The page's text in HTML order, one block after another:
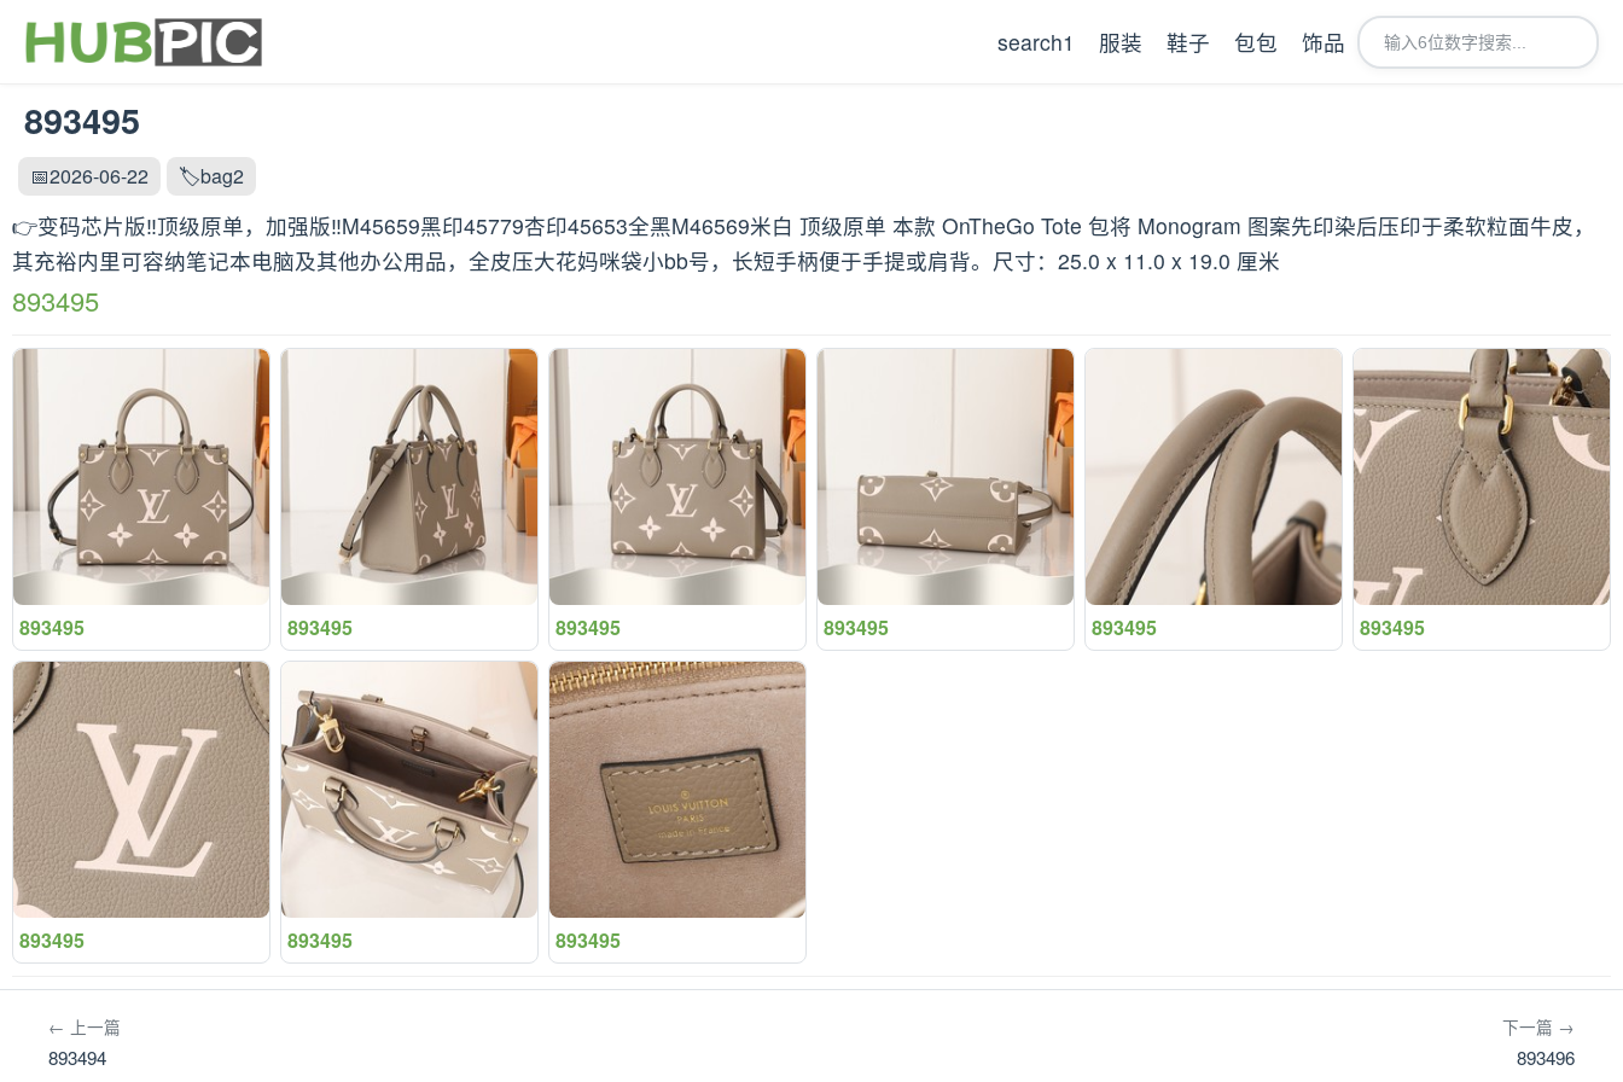
search1 服装 鞋子 包包 饰品
893495
📅2026-06-22 🏷️bag2
👉变码芯片版‼️顶级原单，加强版‼️M45659黑印45779杏印45653全黑M46569米白 顶级原单 本款 OnTheGo Tote 包将 Monogram 图案先印染后压印于柔软粒面牛皮，
其充裕内里可容纳笔记本电脑及其他办公用品，全皮压大花妈咪袋小bb号，长短手柄便于手提或肩背。尺寸：25.0 x 11.0 x 19.0 厘米
893495
893495 893495 893495 893495 893495 893495
893495 893495 893495
← 上一篇
893494
下一篇 →
893496